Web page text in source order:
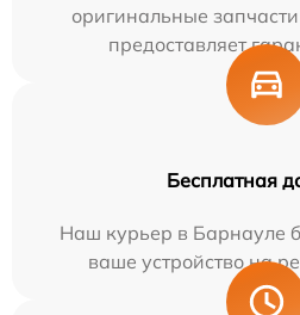
оригинальные
предоставляет
Бесплатная
Наш курьер в Барнауле
ваше устройство на